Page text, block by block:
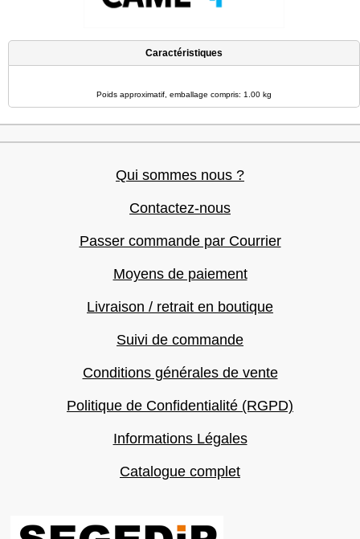
Caractéristiques
Poids approximatif, emballage compris: 1.00 kg
Qui sommes nous ?
Contactez-nous
Passer commande par Courrier
Moyens de paiement
Livraison / retrait en boutique
Suivi de commande
Conditions générales de vente
Politique de Confidentialité (RGPD)
Informations Légales
Catalogue complet